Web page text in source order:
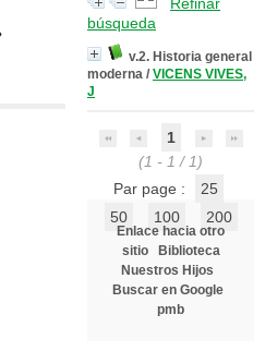
búsqueda
v.2. Historia general
moderna / VICENS VIVES,
J
1
(1 - 1 / 1)
Par page :
25
50
100 200
Enlace hacia otro
sitio
Biblioteca
Nuestros Hijos
Buscar en Google
pmb